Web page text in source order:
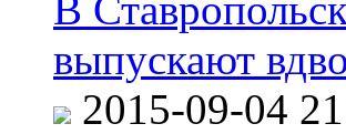
выпускают
2015-09-04